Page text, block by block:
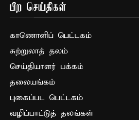
பிற செய்திகள்
காணொளிப் பெட்டகம்
சுற்றுலாத் தலம்
செய்தியாளர் பக்கம்
தலையங்கம்
புகைப்பட பெட்டகம்
வழிப்பாட்டுத் தலங்கள்